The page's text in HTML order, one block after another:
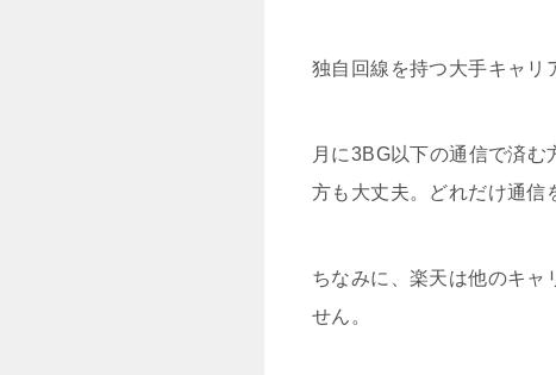
独自回線を持つ大手キャリ
月に3BG以下の通信で済
方も大丈夫。どれだけ通信
ちなみに、楽天は他のキャ
せん。